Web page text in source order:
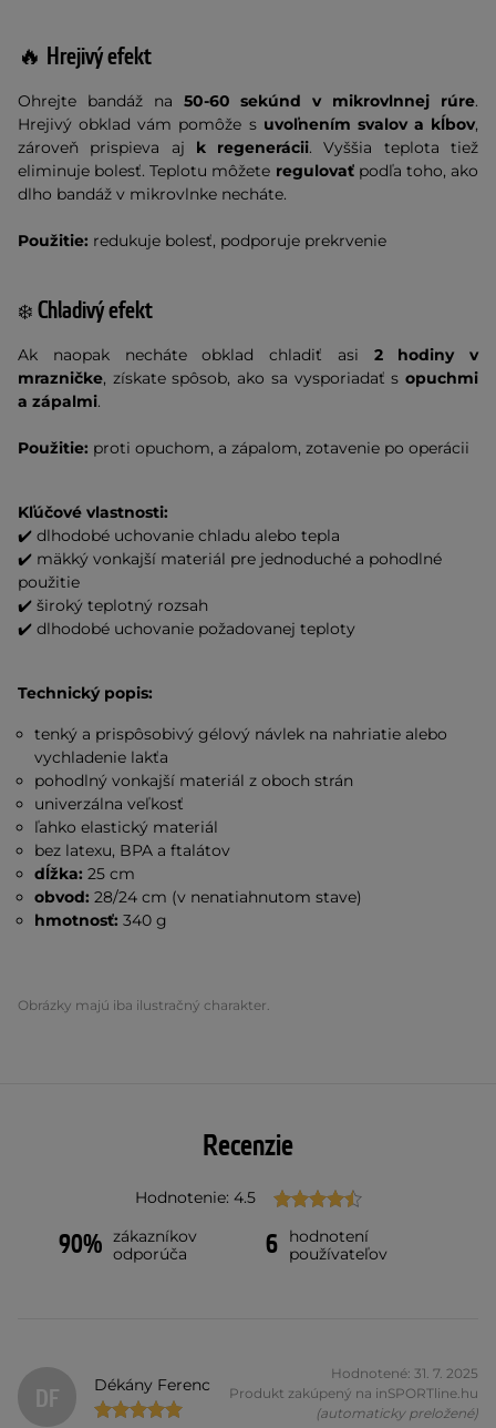
🔥 Hrejivý efekt
Ohrejte bandáž na 50-60 sekúnd v mikrovlnnej rúre.
Hrejivý obklad vám pomôže s uvoľnením svalov a kĺbov,
zároveň prispieva aj k regenerácii. Vyššia teplota tiež
eliminuje bolesť. Teplotu môžete regulovaťpodľa toho, ako
dlho bandáž v mikrovlnke necháte.
Použitie: redukuje bolesť, podporuje prekrvenie
❄️ Chladivý efekt
Ak naopak necháte obklad chladiť asi 2 hodiny v
mrazničke, získate spôsob, ako sa vysporiadať s opuchmi
a zápalmi.
Použitie: proti opuchom, a zápalom, zotavenie po operácii
Kľúčové vlastnosti:
✔️ dlhodobé uchovanie chladu alebo tepla
✔️ mäkký vonkajší materiál pre jednoduché a pohodlné
použitie
✔️ široký teplotný rozsah
✔️ dlhodobé uchovanie požadovanej teploty
Technický popis:
tenký a prispôsobivý gélový návlek na nahriatie alebo
vychladenie lakťa
pohodlný vonkajší materiál z oboch strán
univerzálna veľkosť
ľahko elastický materiál
bez latexu, BPA a ftalátov
dĺžka: 25 cm
obvod: 28/24 cm (v nenatiahnutom stave)
hmotnosť: 340 g
Obrázky majú iba ilustračný charakter.
Recenzie
Hodnotenie: 4.5
90% zákazníkov
odporúča
6
hodnotení
používateľov
DF Dékány Ferenc
Hodnotené: 31. 7. 2025
Produkt zakúpený na inSPORTline.hu
(automaticky preložené)